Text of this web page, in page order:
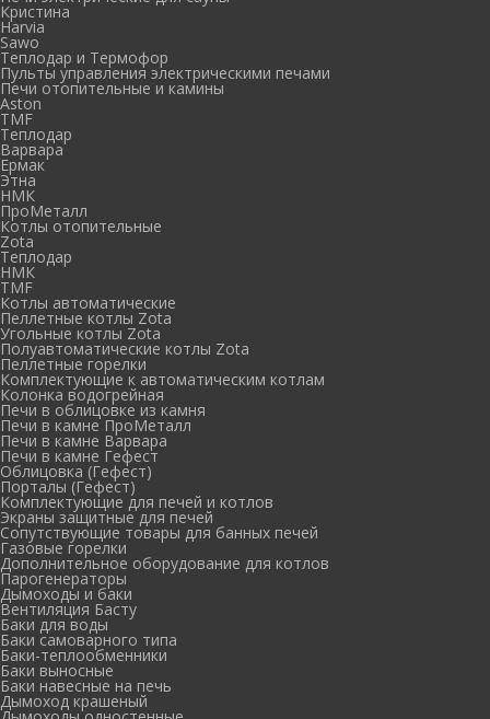
Кристина
Harvia
Sawo
Теплодар и Термофор
Пульты управления электрическими печами
Печи отопительные и камины
Aston
TMF
Теплодар
Варвара
Ермак
Этна
НМК
ПроМеталл
Котлы отопительные
Zota
Теплодар
НМК
TMF
Котлы автоматические
Пеллетные котлы Zota
Угольные котлы Zota
Полуавтоматические котлы Zota
Пеллетные горелки
Комплектующие к автоматическим котлам
Колонка водогрейная
Печи в облицовке из камня
Печи в камне ПроМеталл
Печи в камне Варвара
Печи в камне Гефест
Облицовка (Гефест)
Порталы (Гефест)
Комплектующие для печей и котлов
Экраны защитные для печей
Сопутствующие товары для банных печей
Газовые горелки
Дополнительное оборудование для котлов
Парогенераторы
Дымоходы и баки
Вентиляция Басту
Баки для воды
Баки самоварного типа
Баки-теплообменники
Баки выносные
Баки навесные на печь
Дымоход крашеный